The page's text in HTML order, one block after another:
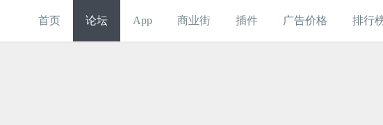
首页 论坛 App 商业街 插件 广告价格 排行